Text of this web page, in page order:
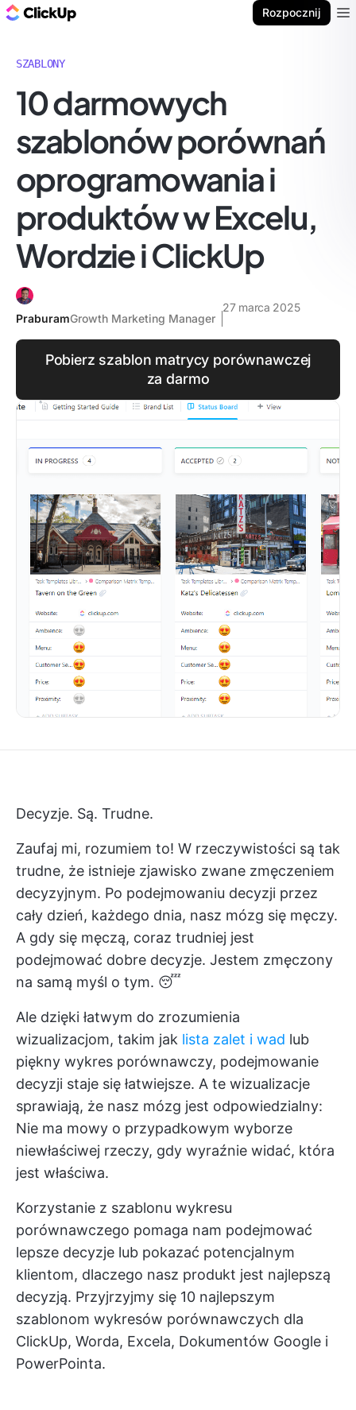
Rozpocznij
SZABLONY
10 darmowych
szablonów porównań
oprogramowania i
produktów w Excelu,
Wordzie i ClickUp
PraburamGrowth Marketing Manager
27 marca 2025
Pobierz szablon matrycy porównawczej
za darmo
Decyzje. Są. Trudne.
Zaufaj mi, rozumiem to! W rzeczywistości są tak
trudne, że istnieje zjawisko zwane zmęczeniem
decyzyjnym. Po podejmowaniu decyzji przez
cały dzień, każdego dnia, nasz mózg się męczy.
A gdy się męczą, coraz trudniej jest
podejmować dobre decyzje. Jestem zmęczony
na samą myśl o tym. 😴
Ale dzięki łatwym do zrozumienia
wizualizacjom, takim jak lista zalet i wad lub
piękny wykres porównawczy, podejmowanie
decyzji staje się łatwiejsze. A te wizualizacje
sprawiają, że nasz mózg jest odpowiedzialny:
Nie ma mowy o przypadkowym wyborze
niewłaściwej rzeczy, gdy wyraźnie widać, która
jest właściwa.
Korzystanie z szablonu wykresu
porównawczego pomaga nam podejmować
lepsze decyzje lub pokazać potencjalnym
klientom, dlaczego nasz produkt jest najlepszą
decyzją. Przyjrzyjmy się 10 najlepszym
szablonom wykresów porównawczych dla
ClickUp, Worda, Excela, Dokumentów Google i
PowerPointa.